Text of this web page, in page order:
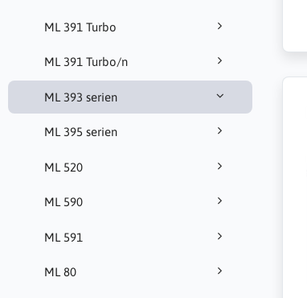
ML 391 Turbo
ML 391 Turbo/n
ML 393 serien
ML 395 serien
ML 520
ML 590
ML 591
ML 80